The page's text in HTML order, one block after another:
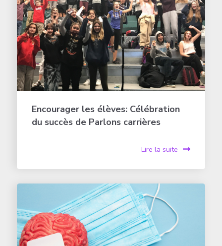
Encourager les élèves: Célébration
du succès de Parlons carrières
Lire la suite